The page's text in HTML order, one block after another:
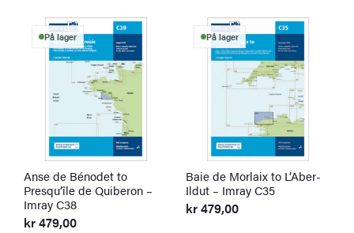
På lager
Anse de Bénodet to
Presqu’île de Quiberon –
Imray C38
kr479,00
På lager
Baie de Morlaix to L’Aber-
Ildut – Imray C35
kr479,00